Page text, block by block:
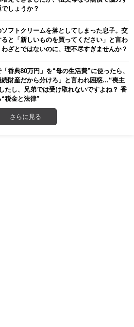
しょうか？
フトクリームを落としてしまった息子。交
と「新しいものを買ってください」と言わ
ざとではないのに、理不尽すぎませんか？
香典80万円」を“母の生活費”に使ったら、
続財産だから分けろ」と言われ困惑…“喪主
たし、兄弟では受け取れないですよね？ 香
税金と法律”
さらに見る